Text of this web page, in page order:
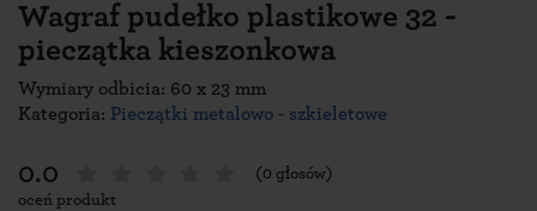
Wagraf pudełko plastikowe 32 -
pieczątka kieszonkowa
Wymiary odbicia: 60 x 23 mm
Kategoria: Pieczątki metalowo - szkieletowe
0.0
(0 głosów)
oceń produkt